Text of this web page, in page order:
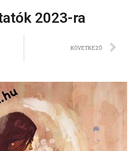
2023-ra
KÖVETKEZŐ